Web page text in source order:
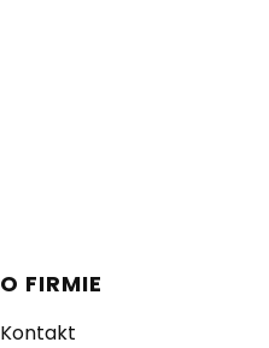
O FIRMIE
Kontakt